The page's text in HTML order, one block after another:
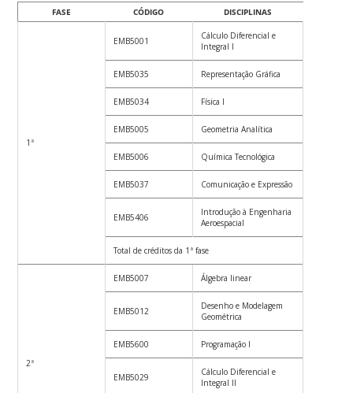
FASE CÓDIGO DISCIPLINAS
1ª
EMB5001
Cálculo Diferencial e
Integral I
EMB5035 Representação Gráfica
EMB5034 Física I
EMB5005 Geometria Analítica
EMB5006 Química Tecnológica
EMB5037 Comunicação e Expressão
EMB5406
Introdução à Engenharia
Aeroespacial
Total de créditos da 1ª fase
2ª
EMB5007 Álgebra linear
EMB5012
Desenho e Modelagem
Geométrica
EMB5600 Programação I
EMB5029
Cálculo Diferencial e
Integral II